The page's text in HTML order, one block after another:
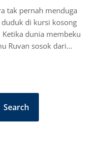
tak pernah menduga
di kursi kosong
dunia membeku
Ruvan sosok dari…
Search